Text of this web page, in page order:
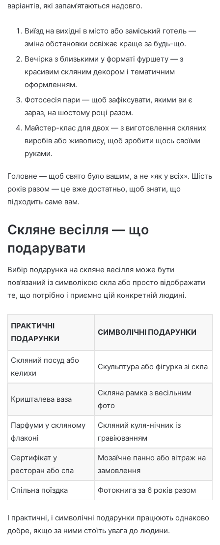
варіантів, які запам’ятаються надовго.
Виїзд на вихідні в місто або заміський готель —
зміна обстановки освіжає краще за будь-що.
Вечірка з близькими у форматі фуршету — з
красивим скляним декором і тематичним
оформленням.
Фотосесія пари — щоб зафіксувати, якими ви є
зараз, на шостому році разом.
Майстер-клас для двох — з виготовлення скляних
виробів або живопису, щоб зробити щось своїми
руками.
Головне — щоб свято було вашим, а не «як у всіх». Шість
років разом — це вже достатньо, щоб знати, що
підходить саме вам.
Скляне весілля — що
подарувати
Вибір подарунка на скляне весілля може бути
пов’язаний із символікою скла або просто відображати
те, що потрібно і приємно цій конкретній людині.
ПРАКТИЧНІ
ПОДАРУНКИ
СИМВОЛІЧНІ ПОДАРУНКИ
Скляний посуд або
келихи
Скульптура або фігурка зі скла
Кришталева ваза
Скляна рамка з весільним
фото
Парфуми у скляному
флаконі
Скляний куля-нічник із
гравіюванням
Сертифікат у
ресторан або спа
Мозаїчне панно або вітраж на
замовлення
Спільна поїздка Фотокнига за 6 років разом
І практичні, і символічні подарунки працюють однаково
добре, якщо за ними стоїть увага до людини.